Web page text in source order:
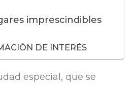
imprescindibles
DE INTERÉS
especial, que se